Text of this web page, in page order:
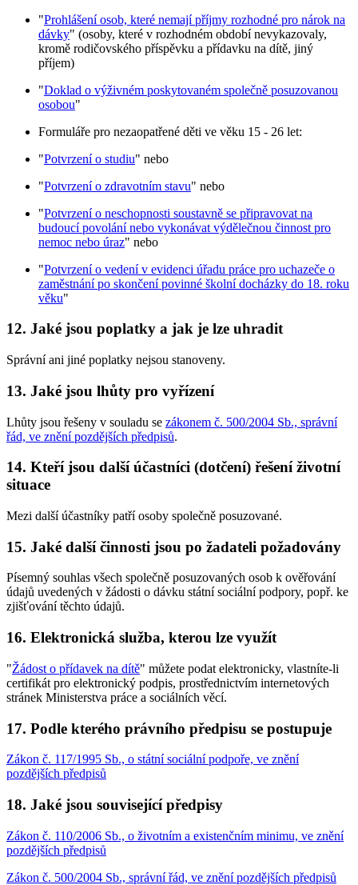
"Prohlášení osob, které nemají příjmy rozhodné pro nárok na
dávky" (osoby, které v rozhodném období nevykazovaly,
kromě rodičovského příspěvku a přídavku na dítě, jiný
příjem)
"Doklad o výživném poskytovaném společně posuzovanou
osobou"
Formuláře pro nezaopatřené děti ve věku 15 - 26 let:
"Potvrzení o studiu" nebo
"Potvrzení o zdravotním stavu" nebo
"Potvrzení o neschopnosti soustavně se připravovat na
budoucí povolání nebo vykonávat výdělečnou činnost pro
nemoc nebo úraz" nebo
"Potvrzení o vedení v evidenci úřadu práce pro uchazeče o
zaměstnání po skončení povinné školní docházky do 18. roku
věku"
12. Jaké jsou poplatky a jak je lze uhradit
Správní ani jiné poplatky nejsou stanoveny.
13. Jaké jsou lhůty pro vyřízení
Lhůty jsou řešeny v souladu se zákonem č. 500/2004 Sb., správní
řád, ve znění pozdějších předpisů.
14. Kteří jsou další účastníci (dotčení) řešení životní
situace
Mezi další účastníky patří osoby společně posuzované.
15. Jaké další činnosti jsou po žadateli požadovány
Písemný souhlas všech společně posuzovaných osob k ověřování
údajů uvedených v žádosti o dávku státní sociální podpory, popř. ke
zjišťování těchto údajů.
16. Elektronická služba, kterou lze využít
"Žádost o přídavek na dítě" můžete podat elektronicky, vlastníte-li
certifikát pro elektronický podpis, prostřednictvím internetových
stránek Ministerstva práce a sociálních věcí.
17. Podle kterého právního předpisu se postupuje
Zákon č. 117/1995 Sb., o státní sociální podpoře, ve znění
pozdějších předpisů
18. Jaké jsou související předpisy
Zákon č. 110/2006 Sb., o životním a existenčním minimu, ve znění
pozdějších předpisů
Zákon č. 500/2004 Sb., správní řád, ve znění pozdějších předpisů